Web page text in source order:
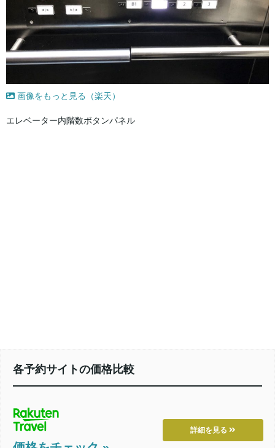
画像をもっと見る（楽天）
エレベーター内階数ボタンパネル
各予約サイトの価格比較
詳細を見る